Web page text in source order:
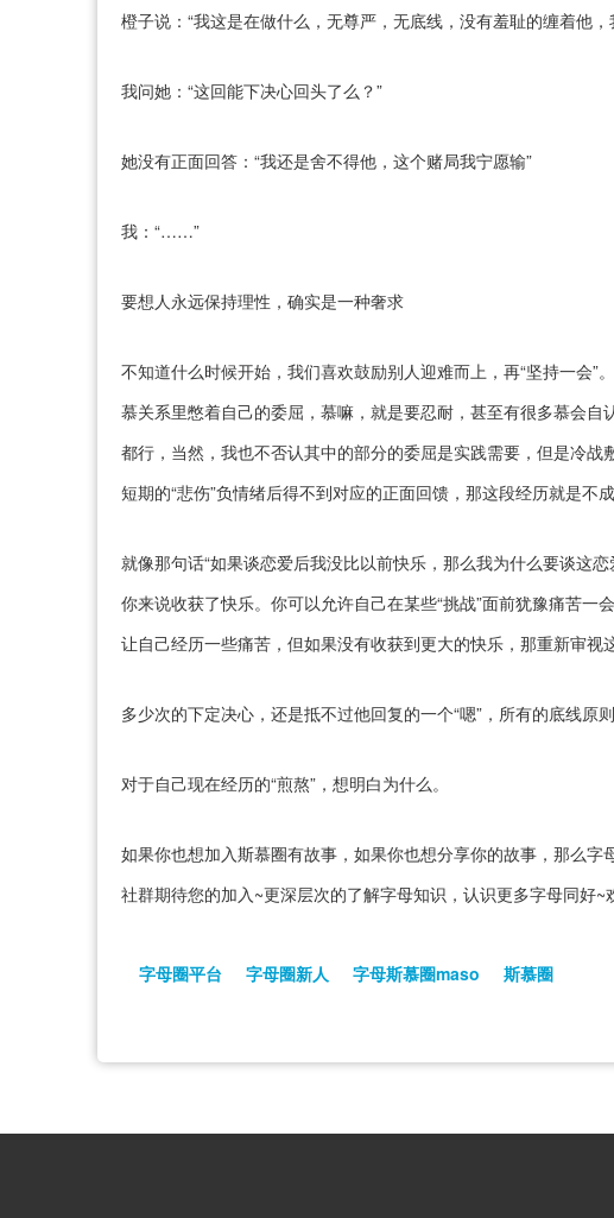
橙子说：“我这是在做什么，无尊严，无底线，没有羞耻的缠着他
我问她：“这回能下决心回头了么？”
她没有正面回答：“我还是舍不得他，这个赌局我宁愿输”
我：“……”
要想人永远保持理性，确实是一种奢求
不知道什么时候开始，我们喜欢鼓励别人迎难而上，再“坚持一会
慕关系里憋着自己的委屈，慕嘛，就是要忍耐，甚至有很多慕会
都行，当然，我也不否认其中的部分的委屈是实践需要，但是冷
短期的“悲伤”负情绪后得不到对应的正面回馈，那这段经历就是不
就像那句话“如果谈恋爱后我没比以前快乐，那么我为什么要谈这
你来说收获了快乐。你可以允许自己在某些“挑战”面前犹豫痛苦一
让自己经历一些痛苦，但如果没有收获到更大的快乐，那重新审视
多少次的下定决心，还是抵不过他回复的一个“嗯”，所有的底线原
对于自己现在经历的“煎熬”，想明白为什么。
如果你也想加入斯慕圈有故事，如果你也想分享你的故事，那么
社群期待您的加入~更深层次的了解字母知识，认识更多字母同好~
字母圈平台 字母圈新人 字母斯慕圈maso
斯慕圈